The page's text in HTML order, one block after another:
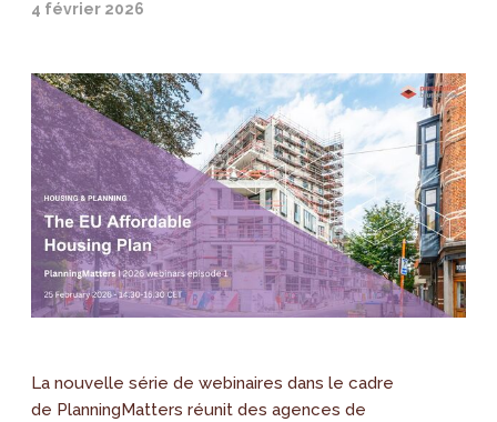
4 février 2026
La nouvelle série de webinaires dans le cadre
de PlanningMatters réunit des agences de